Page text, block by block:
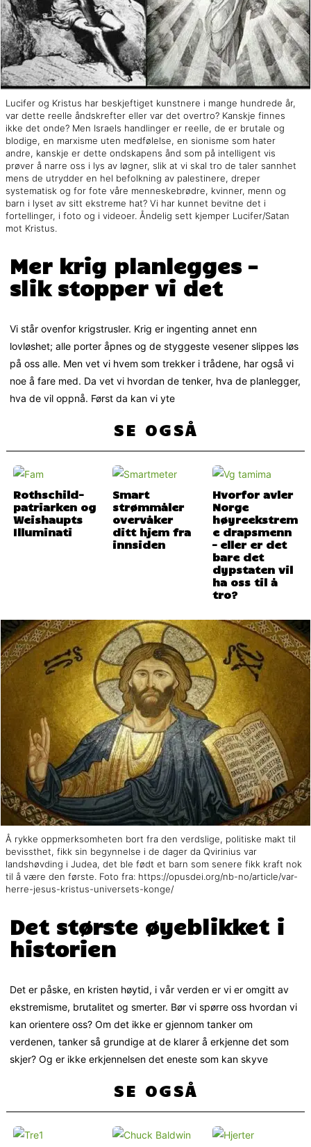
Lucifer og Kristus har beskjeftiget kunstnere i mange hundrede år,
var dette reelle åndskrefter eller var det overtro? Kanskje finnes
ikke det onde? Men Israels handlinger er reelle, de er brutale og
blodige, en marxisme uten medfølelse, en sionisme som hater
andre, kanskje er dette ondskapens ånd som på intelligent vis
prøver å narre oss i lys av løgner, slik at vi skal tro de taler sannhet
mens de utrydder en hel befolkning av palestinere, dreper
systematisk og for fote våre menneskebrødre, kvinner, menn og
barn i lyset av sitt ekstreme hat? Vi har kunnet bevitne det i
fortellinger, i foto og i videoer. Åndelig sett kjemper Lucifer/Satan
mot Kristus.
Mer krig planlegges –
slik stopper vi det
Vi står ovenfor krigstrusler. Krig er ingenting annet enn
lovløshet; alle porter åpnes og de styggeste vesener slippes løs
på oss alle. Men vet vi hvem som trekker i trådene, har også vi
noe å fare med. Da vet vi hvordan de tenker, hva de planlegger,
hva de vil oppnå. Først da kan vi yte
SE OGSÅ
Rothschild-
patriarken og
Weishaupts
Illuminati
Smart
strømmåler
overvåker
ditt hjem fra
innsiden
Hvorfor avler
Norge
høyreekstrem
e drapsmenn
– eller er det
bare det
dypstaten vil
ha oss til å
tro?
Å rykke oppmerksomheten bort fra den verdslige, politiske makt til
bevissthet, fikk sin begynnelse i de dager da Qvirinius var
landshøvding i Judea, det ble født et barn som senere fikk kraft nok
til å være den første. Foto fra: https://opusdei.org/nb-no/article/var-
herre-jesus-kristus-universets-konge/
Det største øyeblikket i
historien
Det er påske, en kristen høytid, i vår verden er vi er omgitt av
ekstremisme, brutalitet og smerter. Bør vi spørre oss hvordan vi
kan orientere oss? Om det ikke er gjennom tanker om
verdenen, tanker så grundige at de klarer å erkjenne det som
skjer? Og er ikke erkjennelsen det eneste som kan skyve
SE OGSÅ